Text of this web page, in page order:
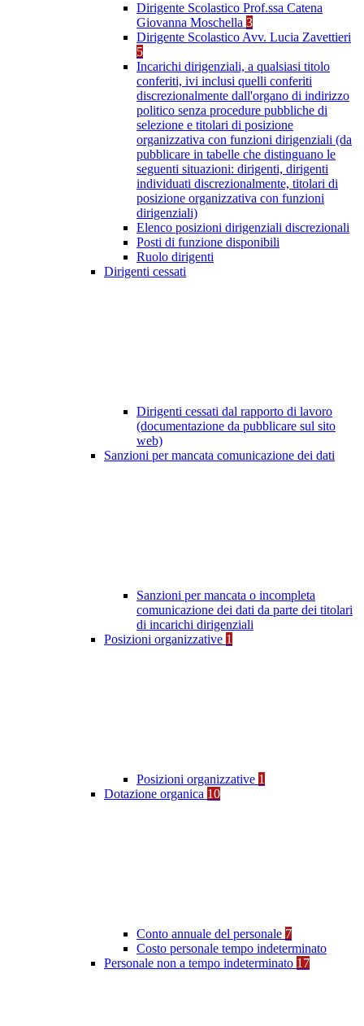
Dirigente Scolastico Prof.ssa Catena
Giovanna Moschella 3
Dirigente Scolastico Avv. Lucia Zavettieri
5
Incarichi dirigenziali, a qualsiasi titolo
conferiti, ivi inclusi quelli conferiti
discrezionalmente dall'organo di indirizzo
politico senza procedure pubbliche di
selezione e titolari di posizione
organizzativa con funzioni dirigenziali (da
pubblicare in tabelle che distinguano le
seguenti situazioni: dirigenti, dirigenti
individuati discrezionalmente, titolari di
posizione organizzativa con funzioni
dirigenziali)
Elenco posizioni dirigenziali discrezionali
Posti di funzione disponibili
Ruolo dirigenti
Dirigenti cessati
Dirigenti cessati dal rapporto di lavoro
(documentazione da pubblicare sul sito
web)
Sanzioni per mancata comunicazione dei dati
Sanzioni per mancata o incompleta
comunicazione dei dati da parte dei titolari
di incarichi dirigenziali
Posizioni organizzative 1
Posizioni organizzative 1
Dotazione organica 10
Conto annuale del personale 7
Costo personale tempo indeterminato
Personale non a tempo indeterminato 17